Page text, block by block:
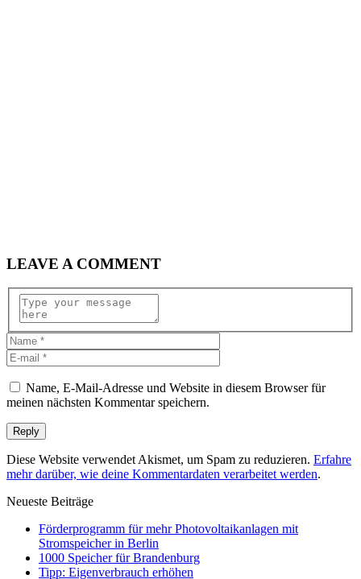
LEAVE A COMMENT
Name, E-Mail-Adresse und Website in diesem Browser für
meinen nächsten Kommentar speichern.
Diese Website verwendet Akismet, um Spam zu reduzieren. Erfahre
mehr darüber, wie deine Kommentardaten verarbeitet werden.
Neueste Beiträge
Förderprogramm für mehr Photovoltaikanlagen mit
Stromspeicher in Berlin
1000 Speicher für Brandenburg
Tipp: Eigenverbrauch erhöhen